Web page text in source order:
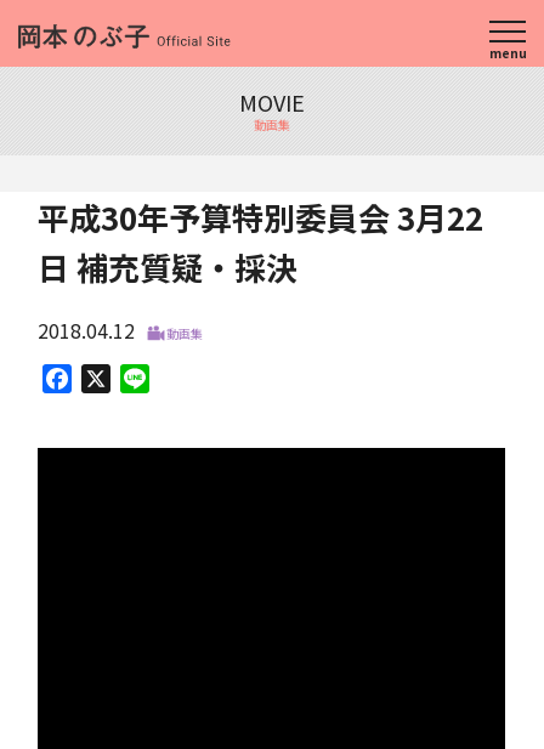
menu
MOVIE
動画集
平成30年予算特別委員会 3月22
日 補充質疑・採決
2018.04.12 動画集
Facebook